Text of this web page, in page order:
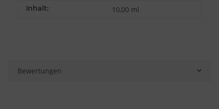
Inhalt: 10,00 ml
Bewertungen